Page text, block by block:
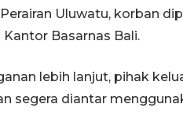
Uluwatu, korban
Basarnas Bali.
lebih lanjut, pihak
segera diantar